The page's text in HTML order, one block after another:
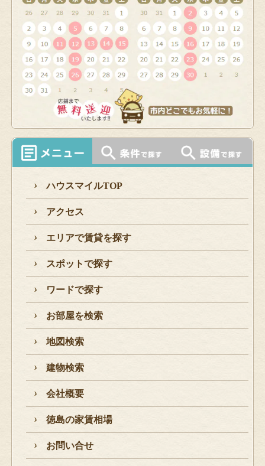
ハウスマイルTOP
アクセス
エリアで賃貸を探す
スポットで探す
ワードで探す
お部屋を検索
地図検索
建物検索
会社概要
徳島の家賃相場
お問い合せ